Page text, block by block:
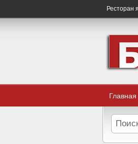
Ресторан
Главная